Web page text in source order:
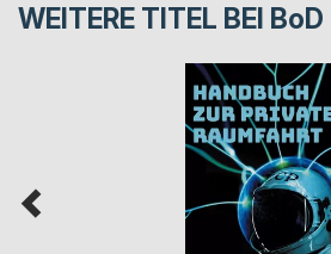
WEITERE TITEL BEI BoD